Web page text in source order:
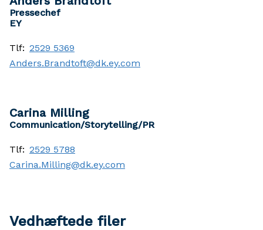
Pressechef
EY
Tlf: 2529 5369
Anders.Brandtoft@dk.ey.com
Carina Milling
Communication/Storytelling/PR
Tlf: 2529 5788
Carina.Milling@dk.ey.com
Vedhæftede filer